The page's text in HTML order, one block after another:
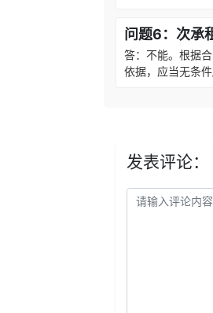
问题6：次承
答：不能。根据
依据，应当无条
发表评论：